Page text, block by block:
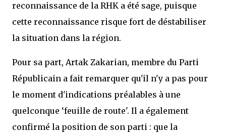
reconnaissance de la RHK a été sage, puisque
cette reconnaissance risque fort de déstabiliser
la situation dans la région.
Pour sa part, Artak Zakarian, membre du Parti
Républicain a fait remarquer qu'il n'y a pas pour
le moment d'indications préalables à une
quelconque ‘feuille de route'. Il a également
confirmé la position de son parti : que la